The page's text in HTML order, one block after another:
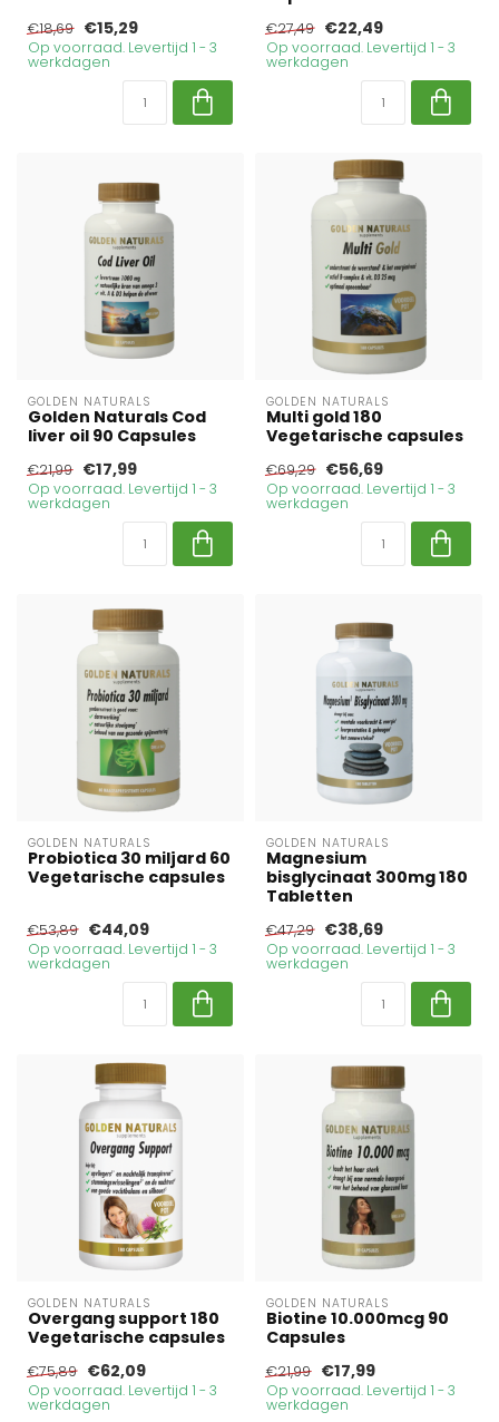
€18,69 €15,29
Op voorraad. Levertijd 1 - 3
werkdagen
€27,49 €22,49
Op voorraad. Levertijd 1 - 3
werkdagen
GOLDEN NATURALS
Golden Naturals Cod
liver oil 90 Capsules
€21,99 €17,99
Op voorraad. Levertijd 1 - 3
werkdagen
GOLDEN NATURALS
Multi gold 180
Vegetarische capsules
€69,29 €56,69
Op voorraad. Levertijd 1 - 3
werkdagen
GOLDEN NATURALS
Probiotica 30 miljard 60
Vegetarische capsules
€53,89 €44,09
Op voorraad. Levertijd 1 - 3
werkdagen
GOLDEN NATURALS
Magnesium
bisglycinaat 300mg 180
Tabletten
€47,29 €38,69
Op voorraad. Levertijd 1 - 3
werkdagen
GOLDEN NATURALS
Overgang support 180
Vegetarische capsules
€75,89 €62,09
Op voorraad. Levertijd 1 - 3
werkdagen
GOLDEN NATURALS
Biotine 10.000mcg 90
Capsules
€21,99 €17,99
Op voorraad. Levertijd 1 - 3
werkdagen